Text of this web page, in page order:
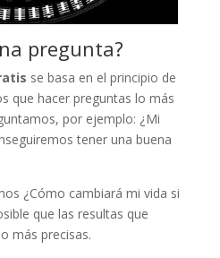
pregunta?
se basa en el principio de
que hacer preguntas lo más
por ejemplo: ¿Mi
tener una buena
¿Cómo cambiará mi vida si
que las resultas que
más precisas.